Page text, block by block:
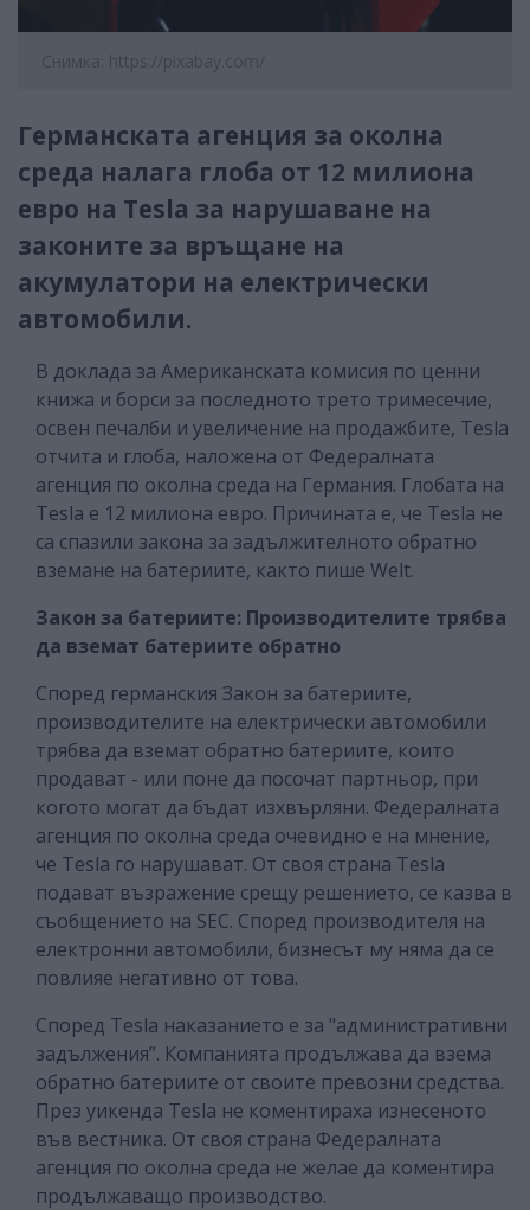
Снимка: https://pixabay.com/
Германската агенция за околна
среда налага глоба от 12 милиона
евро на Tesla за нарушаване на
законите за връщане на
акумулатори на електрически
автомобили.
В доклада за Американската комисия по ценни
книжа и борси за последното трето тримесечие,
освен печалби и увеличение на продажбите, Tesla
отчита и глоба, наложена от Федералната
агенция по околна среда на Германия. Глобата на
Tesla е 12 милиона евро. Причината е, че Tesla не
са спазили закона за задължителното обратно
вземане на батериите, както пише Welt.
Закон за батериите: Производителите трябва
да вземат батериите обратно
Според германския Закон за батериите,
производителите на електрически автомобили
трябва да вземат обратно батериите, които
продават - или поне да посочат партньор, при
когото могат да бъдат изхвърляни. Федералната
агенция по околна среда очевидно е на мнение,
че Tesla го нарушават. От своя страна Tesla
подават възражение срещу решението, се казва в
съобщението на SEC. Според производителя на
електронни автомобили, бизнесът му няма да се
повлияе негативно от това.
Според Tesla наказанието е за "административни
задължения”. Компанията продължава да взема
обратно батериите от своите превозни средства.
През уикенда Tesla не коментираха изнесеното
във вестника. От своя страна Федералната
агенция по околна среда не желае да коментира
продължаващо производство.